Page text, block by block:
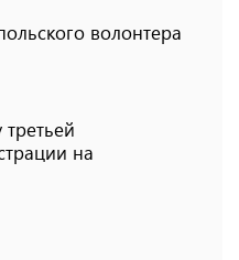
волонтера
на